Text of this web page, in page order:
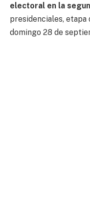
electoral en la
presidenciales, etapa
domingo 28 de